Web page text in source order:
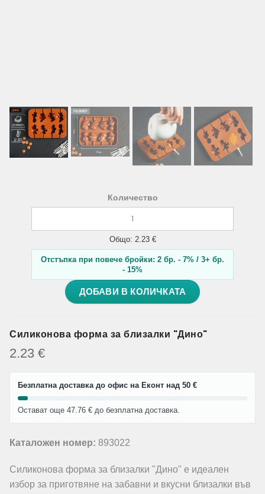
Количество
Общо: 2.23 €
Отстъпка при повече бройки: 2 бр. - 7% / 3+ бр.
- 15%
ДОБАВИ В КОЛИЧКАТА
Силиконова форма за близалки "Дино"
2.23 €
Безплатна доставка до офис на Еконт над 50 €
Остават още 47.76 € до безплатна доставка.
Каталожен номер: 893022
Силиконова форма за близалки "Дино" е идеален
избор за приготвяне на забавни и вкусни близалки във